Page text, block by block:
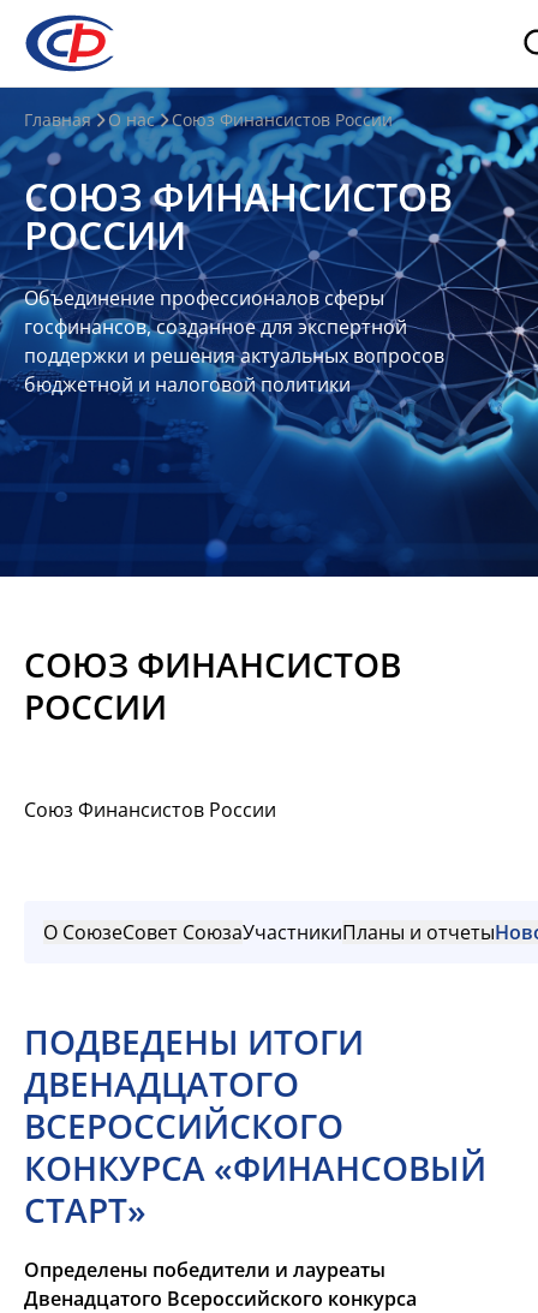
О
нас
О
СФР
Совет
Союза
Участники
Планы
отчеты
Контакты
Материалы
Главная О нас Союз Финансистов России
СОЮЗ ФИНАНСИСТОВ
РОССИИ
Объединение профессионалов сферы
госфинансов, созданное для экспертной
поддержки и решения актуальных вопросов
бюджетной и налоговой политики
СОЮЗ ФИНАНСИСТОВ
РОССИИ
Союз Финансистов России
О СоюзеСовет СоюзаУчастникиПланы и отчеты
ПОДВЕДЕНЫ ИТОГИ
ДВЕНАДЦАТОГО
ВСЕРОССИЙСКОГО
КОНКУРСА «ФИНАНСОВЫЙ
СТАРТ»
Определены победители и лауреаты
Двенадцатого Всероссийского конкурса